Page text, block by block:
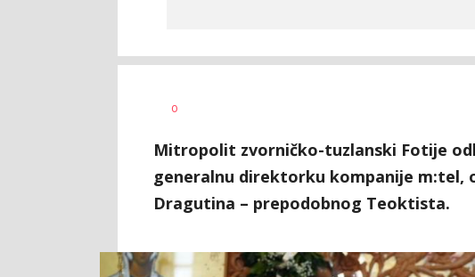
AUTOR
0
Mitropolit zvorničko-tuzlanski Fotije
generalnu direktorku kompanije m:tel,
Dragutina – prepodobnog Teoktista.